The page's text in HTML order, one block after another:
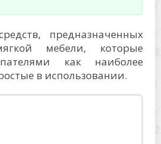
предназначенных
мебели, которые
как наиболее
в использовании.